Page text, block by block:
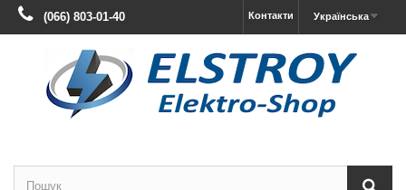
Українська
Контакти
(066) 803-01-40